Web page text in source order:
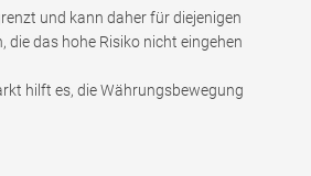
und kann daher für diejenigen
die das hohe Risiko nicht eingehen
hilft es, die Währungsbewegung